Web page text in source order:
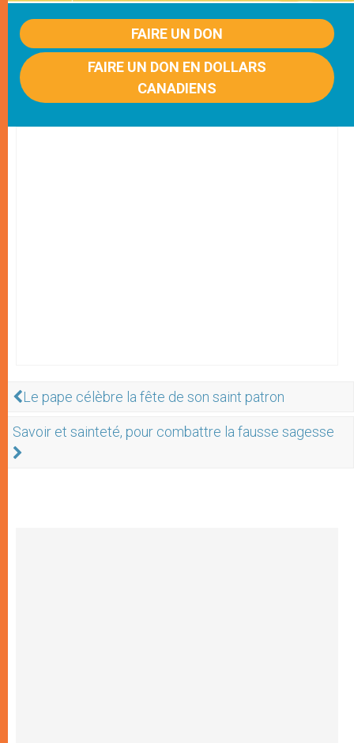
FAIRE UN DON
FAIRE UN DON EN DOLLARS
CANADIENS
Le pape célèbre la fête de son saint patron
Savoir et sainteté, pour combattre la fausse sagesse